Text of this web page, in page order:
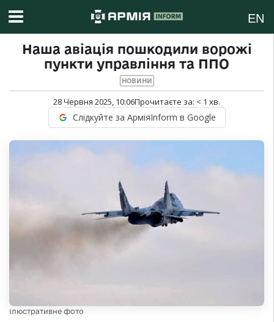
EN
Наша авіація пошкодили ворожі
пункти управління та ППО
НОВИНИ
28 Червня 2025, 10:06Прочитаєте за: < 1 хв.
Слідкуйте за АрміяInform в Google
Ілюстративне фото